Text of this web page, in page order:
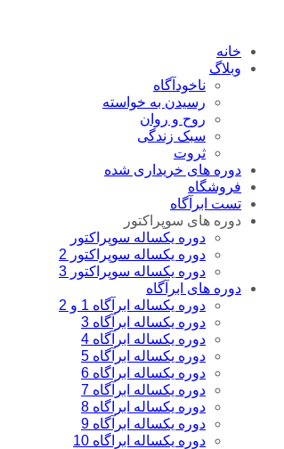
خانه
وبلاگ
ناخودآگاه
رسیدن به خواسته
روح و روان
سبک زندگی
ثروت
دوره های خریداری شده
فروشگاه
تست ابرآگاه
دوره های سوپراکتور
دوره یکساله سوپراکتور
دوره یکساله سوپراکتور 2
دوره یکساله سوپراکتور 3
دوره های ابرآگاه
دوره یکساله ابرآگاه 1 و 2
دوره یکساله ابرآگاه 3
دوره یکساله ابرآگاه 4
دوره یکساله ابرآگاه 5
دوره یکساله ابراگاه 6
دوره یکساله ابرآگاه 7
دوره یکساله ابراگاه 8
دوره یکساله ابرآگاه 9
دوره یکساله ابراگاه 10